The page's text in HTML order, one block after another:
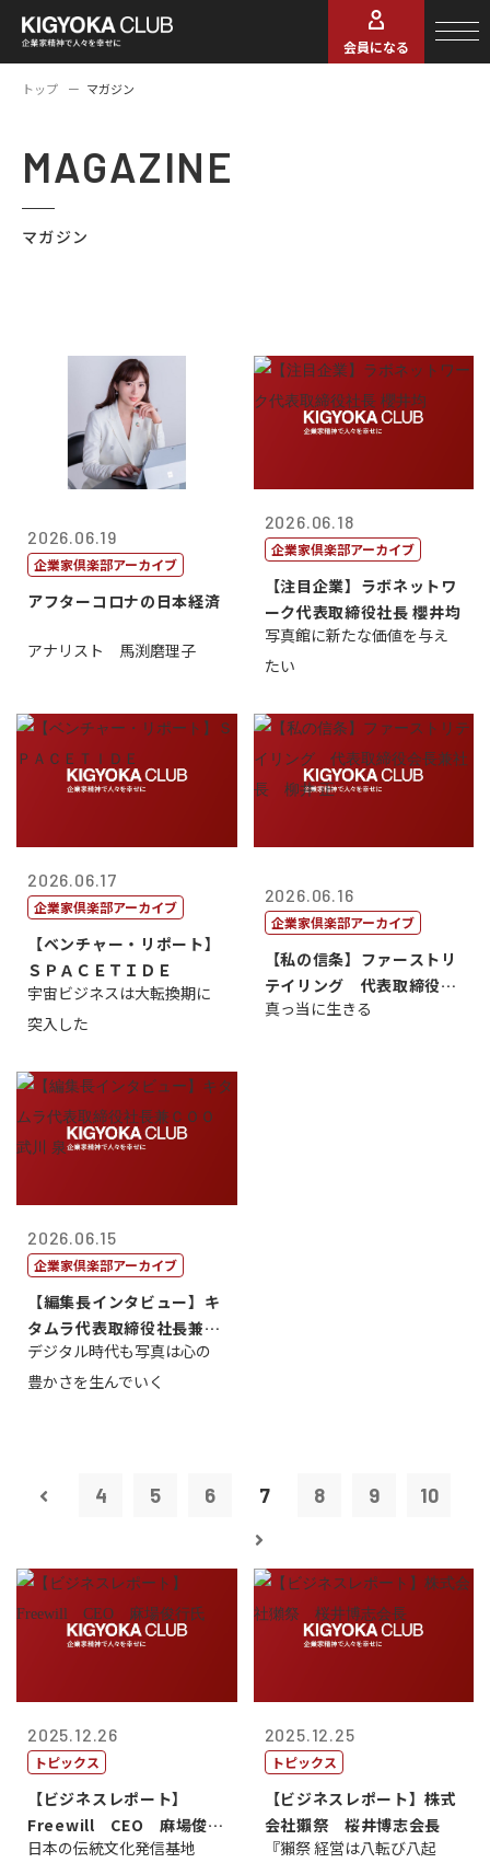
会員になる
トップ マガジン
MAGAZINE
マガジン
2026.06.19
企業家倶楽部アーカイブ
アフターコロナの日本経済
アナリスト 馬渕磨理子
2026.06.18
企業家倶楽部アーカイブ
【注目企業】ラボネットワ
ーク代表取締役社長 櫻井均
写真館に新たな価値を与え
たい
2026.06.17
企業家倶楽部アーカイブ
【ベンチャー・リポート】
ＳＰＡＣＥＴＩＤＥ
宇宙ビジネスは大転換期に
突入した
2026.06.16
企業家倶楽部アーカイブ
【私の信条】ファーストリ
テイリング 代表取締役会
長兼社長 柳...
真っ当に生きる
2026.06.15
企業家倶楽部アーカイブ
【編集長インタビュー】キ
タムラ代表取締役社長兼Ｃ
ＯＯ 武川 ...
デジタル時代も写真は心の
豊かさを生んでいく
4 5 6 7 8 9 10
2025.12.26
トピックス
【ビジネスレポート】
Freewill CEO 麻場俊行
氏
日本の伝統文化発信基地
2025.12.25
トピックス
【ビジネスレポート】株式
会社獺祭 桜井博志会長
『獺祭 経営は八転び八起